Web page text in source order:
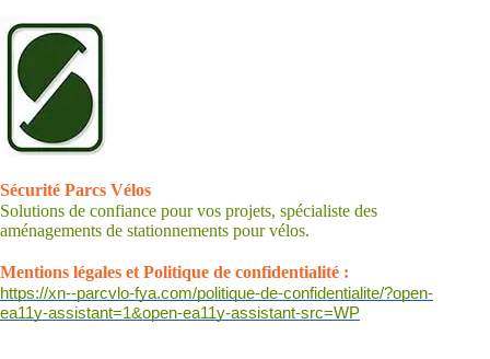
Sécurité Parcs Vélos
Solutions de confiance pour vos projets, spécialiste des
aménagements de stationnements pour vélos.
Mentions légales et Politique de confidentialité :
https://xn--parcvlo-fya.com/politique-de-confidentialite/?open-
ea11y-assistant=1&open-ea11y-assistant-src=WP